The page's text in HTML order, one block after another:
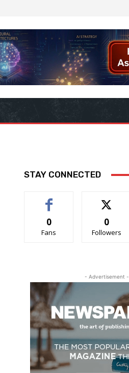
STAY CONNECTED
0
Fans
0
Followers
- Advertisement -